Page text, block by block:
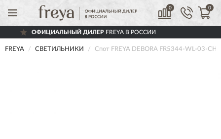
0 0
ДИЛЕРFREYA В РОССИИ
FREYA СВЕТИЛЬНИКИ Спот FREYA DEBORA FR5344-WL-03-CH